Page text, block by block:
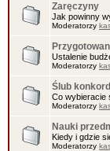
Zaręczyny
Jak powinny
Moderatorzy
Ustalenie
Moderatorzy
Ślub
Co wybieracie
Moderatorzy
Nauki
Kiedy i gdzie
Moderatorzy